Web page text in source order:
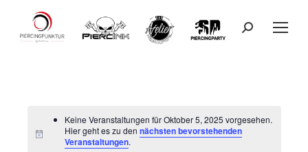
Search:
Keine Veranstaltungen für Oktober 5, 2025 vorgesehen.
Hier geht es zu den nächsten bevorstehenden
Veranstaltungen.